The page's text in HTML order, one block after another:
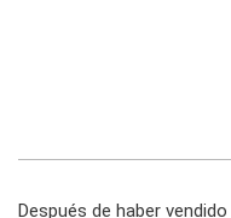
Después de haber